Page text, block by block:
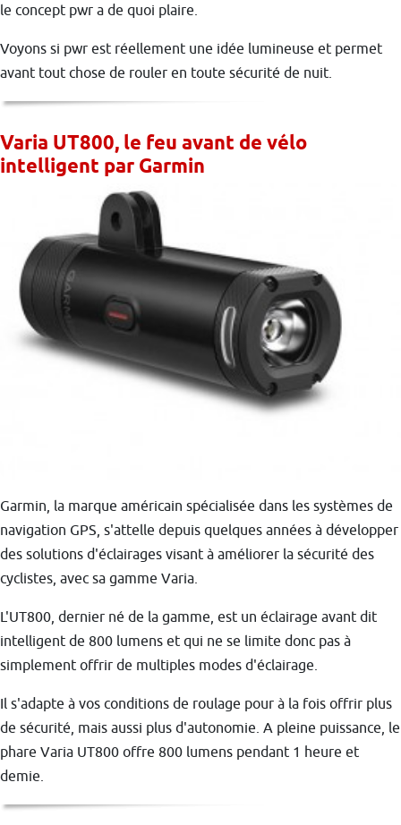
le concept pwr a de quoi plaire.
Voyons si pwr est réellement une idée lumineuse et permet
avant tout chose de rouler en toute sécurité de nuit.
Varia UT800, le feu avant de vélo
intelligent par Garmin
Garmin, la marque américain spécialisée dans les systèmes de
navigation GPS, s'attelle depuis quelques années à développer
des solutions d'éclairages visant à améliorer la sécurité des
cyclistes, avec sa gamme Varia.
L'UT800, dernier né de la gamme, est un éclairage avant dit
intelligent de 800 lumens et qui ne se limite donc pas à
simplement offrir de multiples modes d'éclairage.
Il s'adapte à vos conditions de roulage pour à la fois offrir plus
de sécurité, mais aussi plus d'autonomie. A pleine puissance, le
phare Varia UT800 offre 800 lumens pendant 1 heure et
demie.